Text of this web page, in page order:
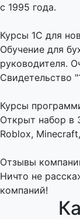
с 1995 года.
Курсы 1С для
Обучение для
руководителя.
Свидетельство
Курсы
Открыт набор в
Roblox,
Отзывы
Ничто не
компаний!